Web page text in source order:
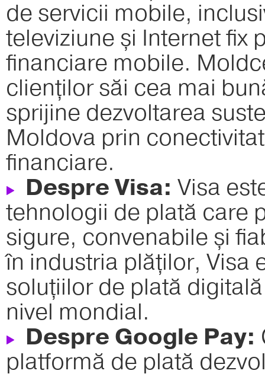
de servicii mobile,
televiziune și Internet fix
financiare mobile.
clienților săi cea mai
sprijine dezvoltarea
Moldova prin
financiare.
Despre Visa: Visa
tehnologii de plată care
sigure, convenabile și
în industria plăților, Visa
soluțiilor de plată
nivel mondial.
Despre Google Pay:
platformă de plată